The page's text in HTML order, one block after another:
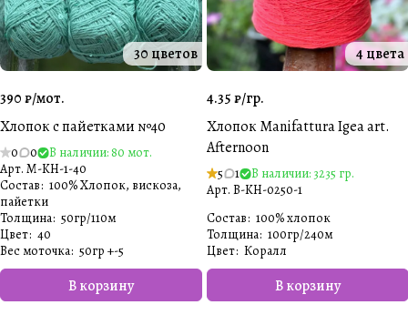
30 цветов
390 ₽/мот.
Хлопок с пайетками №40
0 0
В наличии: 80 мот.
Арт. M-KH-1-40
В корзину
Состав: 100% Хлопок, вискоза,
пайетки
Толщина: 50гр/110м
Цвет: 40
Вес моточка: 50гр +-5
4 цвета
4.35 ₽/гр.
Хлопок Manifattura Igea art.
Afternoon
5 1
В наличии: 3235 гр.
Арт. B-KH-0250-1
В корзину
Состав: 100% хлопок
Толщина: 100гр/240м
Цвет: Коралл